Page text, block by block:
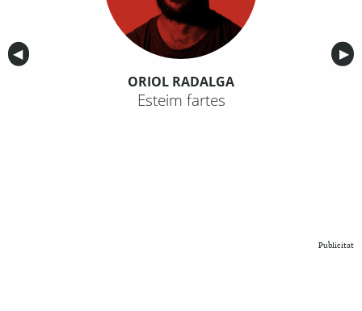
Anterior
◀︎ ▶︎
ORIOL RADALGA
Esteim fartes
Publicitat